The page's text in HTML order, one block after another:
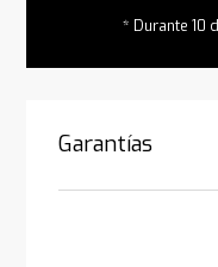
* Durante 10
Garantías